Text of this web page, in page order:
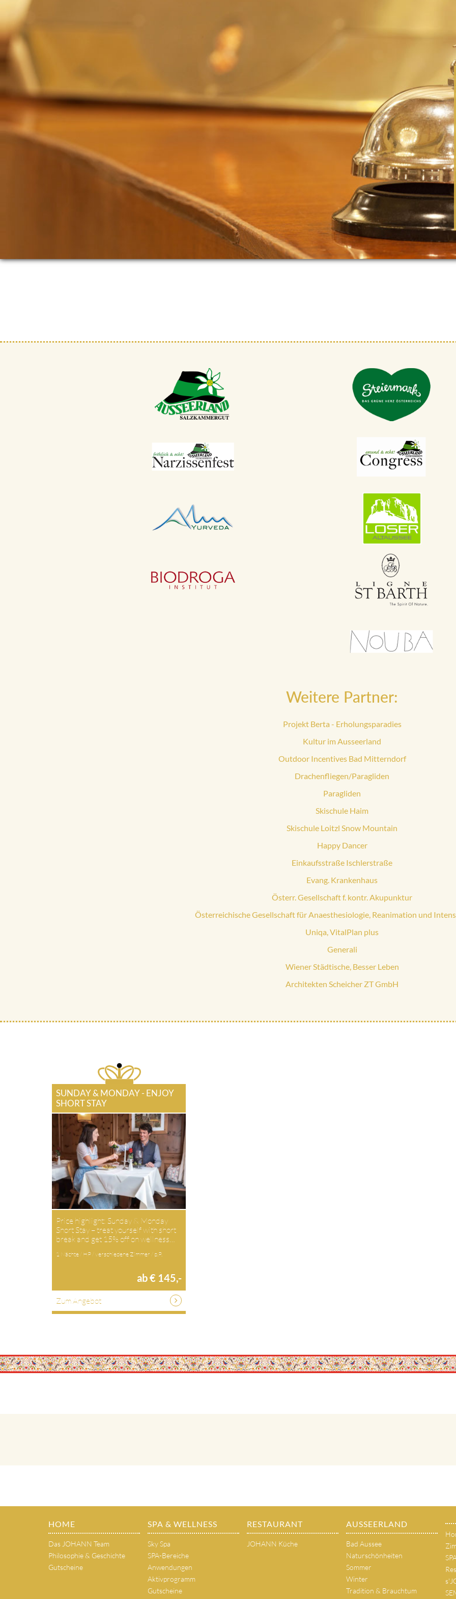
Weitere Partner:
Projekt Berta - Erholungsparadies
Kultur im Ausseerland
Outdoor Incentives Bad Mitterndorf
Drachenfliegen/Paragliden
Paragliden
Skischule Haim
Skischule Loitzl Snow Mountain
Happy Dancer
Einkaufsstraße Ischlerstraße
Evang. Krankenhaus
Österr. Gesellschaft f. kontr. Akupunktur
Österreichische Gesellschaft für Anaesthesiologie, Reanimation und
Uniqa, VitalPlan plus
Generali
Wiener Städtische, Besser Leben
Architekten Scheicher ZT GmbH
SUNDAY & MONDAY - ENJOY
SHORT STAY
Price highlight: Sunday & Monday
Short Stay – treat yourself with short
break and get 15% off on wellness…
1 Nächte / HP / verschiedene Zimmer / p.P.
ab € 145,-
Zum Angebot
HOME
Das JOHANN Team
Philosophie & Geschichte
Gutscheine
SPA & WELLNESS
Sky Spa
SPA-Bereiche
Anwendungen
Aktivprogramm
Gutscheine
RESTAURANT
JOHANN Küche
AUSSEERLAND
Bad Aussee
Naturschönheiten
Sommer
Winter
Tradition & Brauchtum